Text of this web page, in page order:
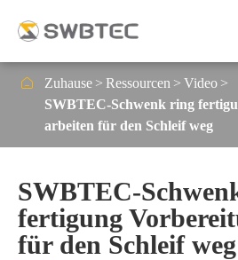
 Zuhause Ressourcen
Video
SWBTEC-Schwenk ring
arbeiten für den Schleif weg
SWBTEC-
fertigung
für den Schleif weg